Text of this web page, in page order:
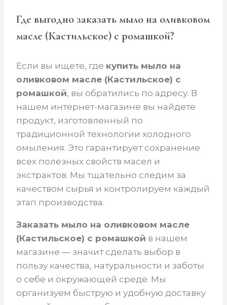
Где выгодно заказать мыло на оливковом
масле (Кастильское) с ромашкой?
Если вы ищете, где купить мыло на
оливковом масле (Кастильское) с
ромашкой, вы обратились по адресу. В
нашем интернет-магазине вы найдете
продукт, изготовленный по
традиционной технологии холодного
омыления. Это гарантирует сохранение
всех полезных свойств масел и
экстрактов. Мы тщательно следим за
качеством сырья и контролируем каждый
этап производства.
Заказать мыло на оливковом масле
(Кастильское) с ромашкой в нашем
магазине — значит сделать выбор в
пользу качества, натуральности и заботы
о себе и окружающей среде. Мы
организуем быструю и удобную доставку